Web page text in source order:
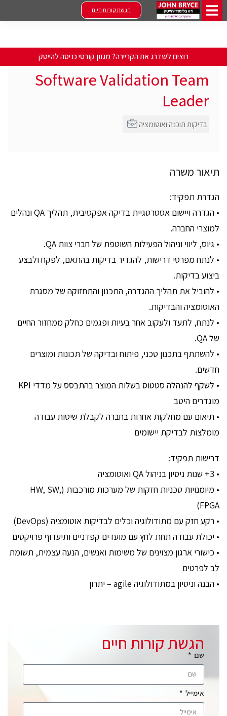
הגשת קורות חיים
רוצים לשדרג את הקריירה? מגוון קורסי כניסה להייטק
Software Validation Team
Leader
תיאור משרה
הגדרת תפקיד:
• הגדרה ויישום אסטרטגיית בדיקה אפקטיבית, תהליך QA ונהלים
למוצרי החברה.
• גיוס, ליווי וניהול הפעילות השוטפת של חברי צוות QA.
• לנתח מפרטי דרישות, להגדיר בדיקות בהתאם, לפקח ולבצע
ביצוע בדיקות.
• להוביל את תהליך ההגדרה, התכנון והתחזוקה של מסגרת
האוטומציה והבדיקות.
• לנתח, לתעד ולעקוב אחר בעיות ופגמים כחלק ממחזור החיים
של QA.
• להשתתף בתכנון טכני, פיתוח ובדיקה של תכונות ומוצרים
חדשים.
• לשקף להנהלה סטטוס בשלות המוצר בהתבסס על מדדי KPI
מוגדרים היטב
• תיאום עם מחלקות אחרות בחברה לקבלת שיטות עבודה
מומלצות לבדיקת יישומים
דרישות תפקיד:
• 3+ שנות ניסיון בניהול QA ואוטומציה
• מיומנויות טכניות חזקות של מערכות מורכבות (HW, SW,
FPGA)
• רקע חזק עם מתודולוגיה וכלים לבדיקות אוטומציה (DevOps)
• יכולת עבודה תחת לחץ עם מועדים קפדניים ותיעדוף פרויקטים
• כישורי ארגון מצוינים של משימות ואנשים, הנעה עצמית, תשומת
לב לפרטים
• הבנה וניסיון במתודולוגיה agile – יתרון
הגשת קורות חיים
שם
אימייל